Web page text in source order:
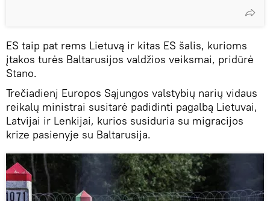
ES taip pat rems Lietuvą ir kitas ES šalis, kurioms
įtakos turės Baltarusijos valdžios veiksmai, pridūrė
Stano.
Trečiadienį Europos Sąjungos valstybių narių vidaus
reikalų ministrai susitarė padidinti pagalbą Lietuvai,
Latvijai ir Lenkijai, kurios susiduria su migracijos
krize pasienyje su Baltarusija.